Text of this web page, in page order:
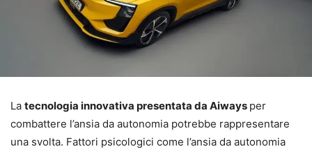
La tecnologia innovativa presentata da Aiways per
combattere l’ansia da autonomia potrebbe rappresentare
una svolta. Fattori psicologici come l’ansia da autonomia